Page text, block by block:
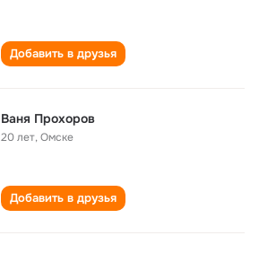
Добавить в друзья
Ваня Прохоров
20 лет,Омске
Добавить в друзья